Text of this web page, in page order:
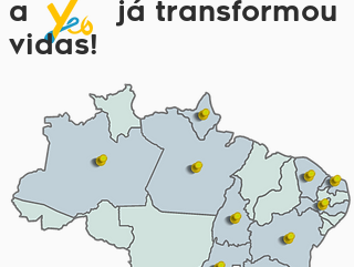
a já transformou
vidas!